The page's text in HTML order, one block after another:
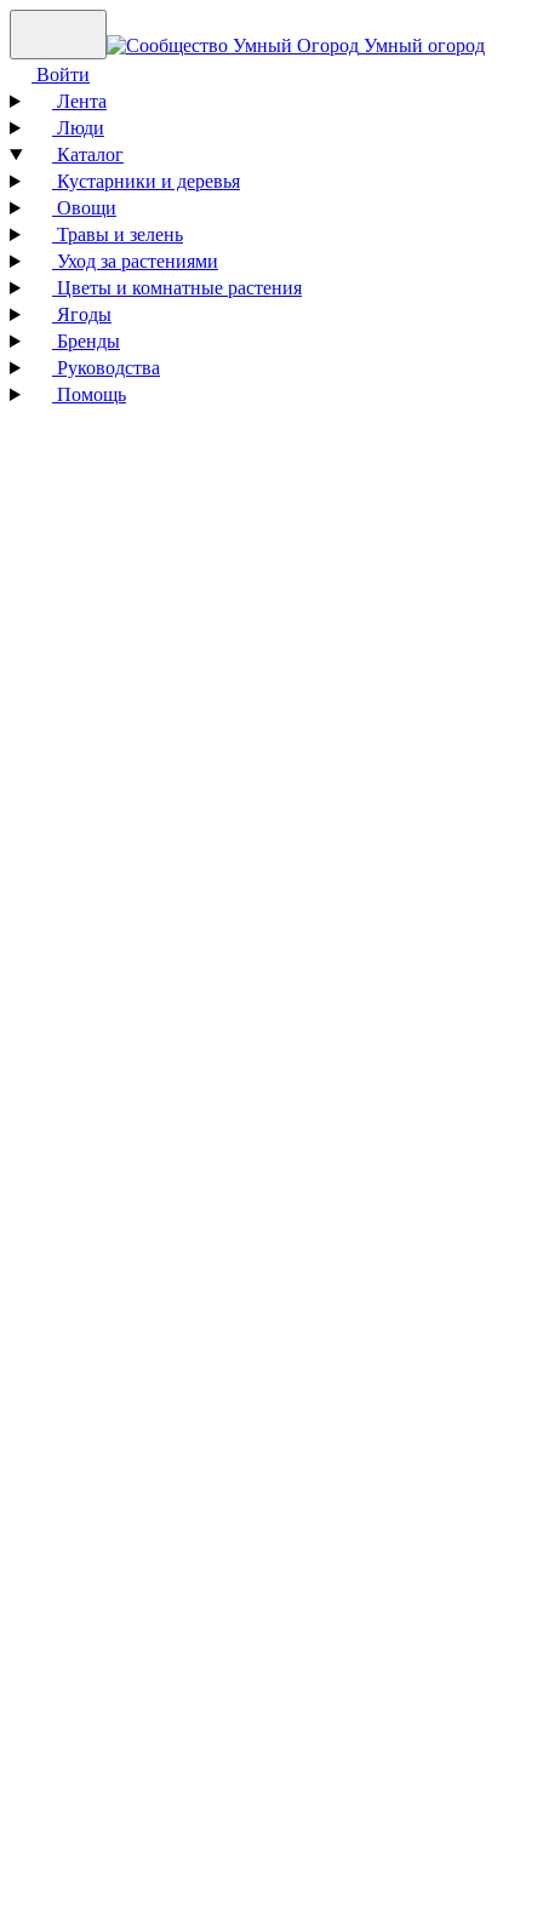
Умный огород
Войти
Лента
Люди
Каталог
Кустарники и деревья
Овощи
Травы и зелень
Уход за растениями
Цветы и комнатные растения
Ягоды
Бренды
Руководства
Помощь